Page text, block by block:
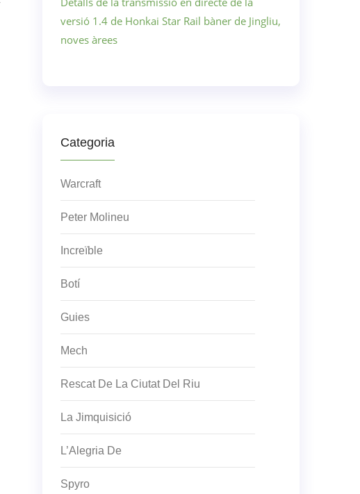
versió 1.4 de Honkai Star Rail bàner de Jingliu,
noves àrees
Categoria
Warcraft
Peter Molineu
Increïble
Botí
Guies
Mech
Rescat De La Ciutat Del Riu
La Jimquisició
L’Alegria De
Spyro